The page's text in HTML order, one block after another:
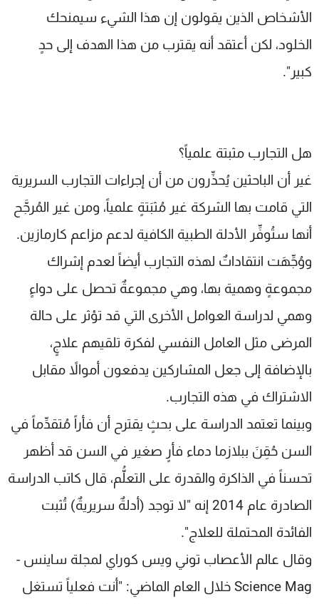
الأشخاص الذين يقولون إن هذا الشيء سيمنحك
الخلود، لكن أعتقد أنه يقترب من هذا الهدف إلى حدٍ
كبير".
هل التجارب مثبتة علمياً؟
غير أن الباحثين يُحذِّرون من أن إجراءات التجارب السريرية
التي قامت بها الشركة غير مُثبَتةٍ علمياً، ومن غير المُرجَّح
أنها ستُوفِّر الأدلة الطبية الكافية لدعم مزاعم كارمازين.
ووُجِّهَت انتقاداتٌ لهذه التجارب أيضاً لعدم إشراك
مجموعةٍ وهمية بها، وهي مجموعةٌ تحصل على دواءٍ
وهمي لدراسة العوامل الأخرى التي قد تؤثر على حالة
المرضى مثل العامل النفسي لفكرة تلقيهم علاجٍ،
بالإضافة إلى جعل المشاركين يدفعون أموالاً مقابل
الاشتراك في هذه التجارب.
وبينما تعتمد الدراسة على بحثٍ يقترح أن فأراً مُتقدِّماً في
السن حُقِنَ ببلازما دماء فأرٍ صغير في السن قد أظهر
تحسناً في الذاكرة والقدرة على التعلُّم، قال كاتب الدراسة
الصادرة عام 2014 إنه "لا توجد (أدلةٌ سريريةٌ) تُثبت
الفائدة المحتملة للعلاج".
وقال عالم الأعصاب توني ويس كوراي لمجلة ساينس -
Science Mag خلال العام الماضي: "أنت فعلياً تستغل